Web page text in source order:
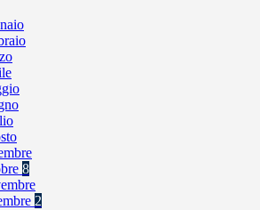
8
2